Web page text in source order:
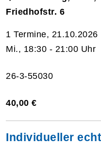
Friedhofstr. 6
1 Termine, 21.10.2026
Mi., 18:30 - 21:00 Uhr
26-3-55030
40,00 €
Individueller